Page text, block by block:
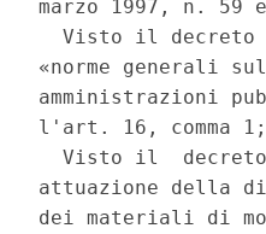
marzo 1997, n.
Visto il decreto
«norme generali
amministrazioni
l'art. 16, comma
Visto il
attuazione della
dei materiali di